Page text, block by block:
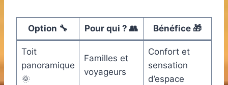
Option 🔧 Pour qui ? 👥 Bénéfice 🎁
Toit
panoramique
🌞
Familles et
voyageurs
Confort et
sensation
d’espace